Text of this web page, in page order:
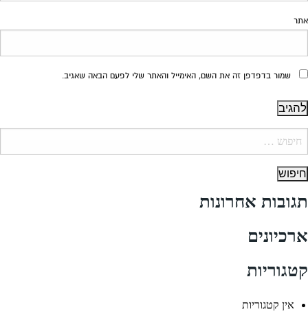
אתר
שמור בדפדפן זה את השם, האימייל והאתר שלי לפעם הבאה שאגיב.
תגובות אחרונות
ארכיונים
קטגוריות
אין קטגוריות